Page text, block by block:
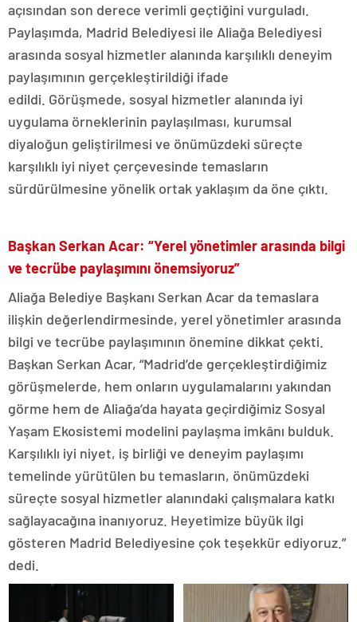
açısından son derece verimli geçtiğini vurguladı.
Paylaşımda, Madrid Belediyesi ile Aliağa Belediyesi
arasında sosyal hizmetler alanında karşılıklı deneyim
paylaşımının gerçekleştirildiği ifade
edildi. Görüşmede, sosyal hizmetler alanında iyi
uygulama örneklerinin paylaşılması, kurumsal
diyaloğun geliştirilmesi ve önümüzdeki süreçte
karşılıklı iyi niyet çerçevesinde temasların
sürdürülmesine yönelik ortak yaklaşım da öne çıktı.
Başkan Serkan Acar: “Yerel yönetimler arasında bilgi
ve tecrübe paylaşımını önemsiyoruz”
Aliağa Belediye Başkanı Serkan Acar da temaslara
ilişkin değerlendirmesinde, yerel yönetimler arasında
bilgi ve tecrübe paylaşımının önemine dikkat çekti.
Başkan Serkan Acar, “Madrid’de gerçekleştirdiğimiz
görüşmelerde, hem onların uygulamalarını yakından
görme hem de Aliağa’da hayata geçirdiğimiz Sosyal
Yaşam Ekosistemi modelini paylaşma imkânı bulduk.
Karşılıklı iyi niyet, iş birliği ve deneyim paylaşımı
temelinde yürütülen bu temasların, önümüzdeki
süreçte sosyal hizmetler alanındaki çalışmalara katkı
sağlayacağına inanıyoruz. Heyetimize büyük ilgi
gösteren Madrid Belediyesine çok teşekkür ediyoruz.”
dedi.